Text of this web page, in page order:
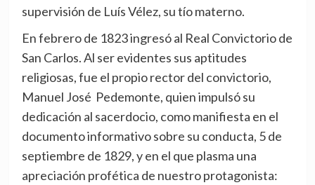
supervisión de Luís Vélez, su tío materno.
En febrero de 1823 ingresó al Real Convictorio de
San Carlos. Al ser evidentes sus aptitudes
religiosas, fue el propio rector del convictorio,
Manuel José Pedemonte, quien impulsó su
dedicación al sacerdocio, como manifiesta en el
documento informativo sobre su conducta, 5 de
septiembre de 1829, y en el que plasma una
apreciación profética de nuestro protagonista: